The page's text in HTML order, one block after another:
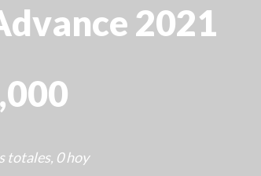
2021
totales, 0 hoy